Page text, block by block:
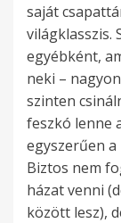
saját
világklasszis.
egyébként,
neki –
szinten
feszkó lenne
egyszerűen a
Biztos nem
házat venni
között lesz),